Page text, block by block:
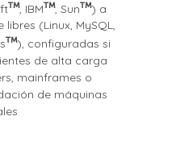
, IBM , Sun
) a
(Linux, MySQL,
), configuradas si
de alta carga
mainframes o
de máquinas